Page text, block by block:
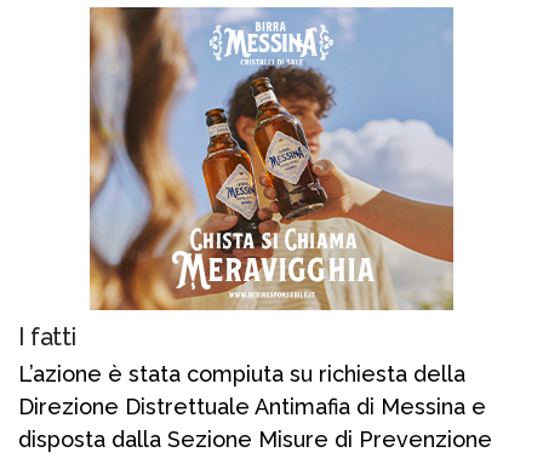
I fatti
L’azione è stata compiuta su richiesta della
Direzione Distrettuale Antimafia di Messina e
disposta dalla Sezione Misure di Prevenzione